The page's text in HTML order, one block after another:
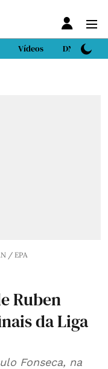
Vídeos DN Sport
/ EPA
Ruben
da Liga
Fonseca, na